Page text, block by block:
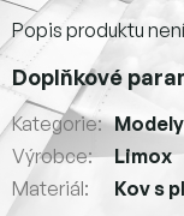
Popis produktu
Doplňkové
Kategorie:
Výrobce:
Limox
Materiál: Kov s